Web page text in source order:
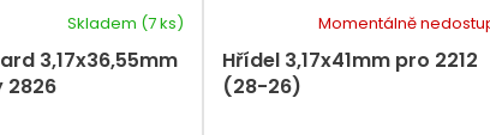
3,17x36,55mm
2826
Skladem (7 ks)
Hřídel 3,17x41mm pro 2212
(28-26)
Momentálně